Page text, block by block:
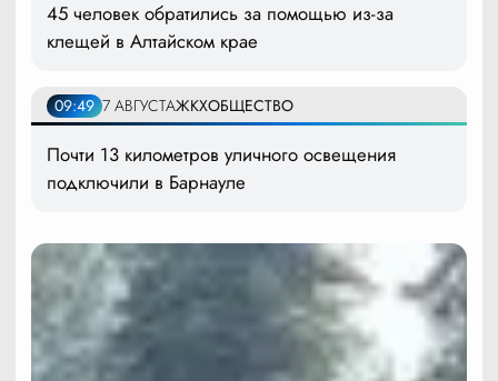
45 человек обратились за помощью из-за
клещей в Алтайском крае
09:49 7 АВГУСТАЖКХОБЩЕСТВО
Почти 13 километров уличного освещения
подключили в Барнауле